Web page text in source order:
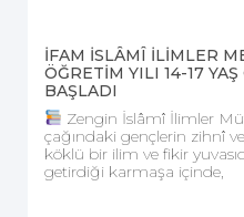
İFAM İSLÂMÎ İLİMLER
ÖĞRETİM YILI 14-17
BAŞLADI
Zengin İslâmî İlimler
çağındaki gençlerin zihnî
köklü bir ilim ve fikir
getirdiği karmaşa içinde,